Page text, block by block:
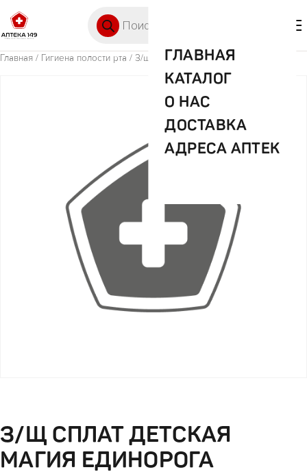
ГЛАВНАЯ
КАТАЛОГ
О НАС
ДОСТАВКА
АДРЕСА АПТЕК
Главная / Гигиена полости рта / З/щ Сплат детская магия единорога
З/Щ СПЛАТ ДЕТСКАЯ
МАГИЯ ЕДИНОРОГА